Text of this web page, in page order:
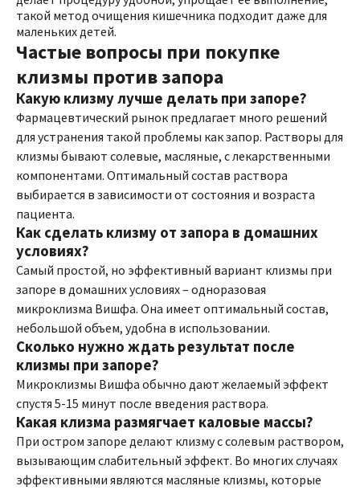
такой метод очищения кишечника подходит даже для
маленьких детей.
Частые вопросы при покупке
клизмы против запора
Какую клизму лучше делать при запоре?
Фармацевтический рынок предлагает много решений
для устранения такой проблемы как запор. Растворы для
клизмы бывают солевые, масляные, с лекарственными
компонентами. Оптимальный состав раствора
выбирается в зависимости от состояния и возраста
пациента.
Как сделать клизму от запора в домашних
условиях?
Самый простой, но эффективный вариант клизмы при
запоре в домашних условиях – одноразовая
микроклизма Вишфа. Она имеет оптимальный состав,
небольшой объем, удобна в использовании.
Сколько нужно ждать результат после
клизмы при запоре?
Микроклизмы Вишфа обычно дают желаемый эффект
спустя 5-15 минут после введения раствора.
Какая клизма размягчает каловые массы?
При остром запоре делают клизму с солевым раствором,
вызывающим слабительный эффект. Во многих случаях
эффективными являются масляные клизмы, которые